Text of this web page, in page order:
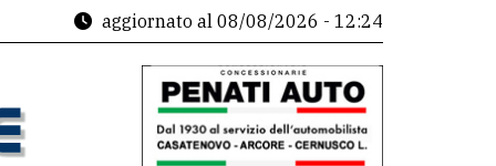
aggiornato al 08/08/2026 - 12:24